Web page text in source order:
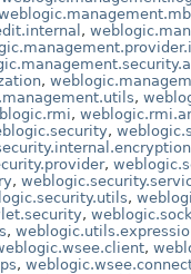
,
,
,
,
,
,
,
,
,
,
,
,